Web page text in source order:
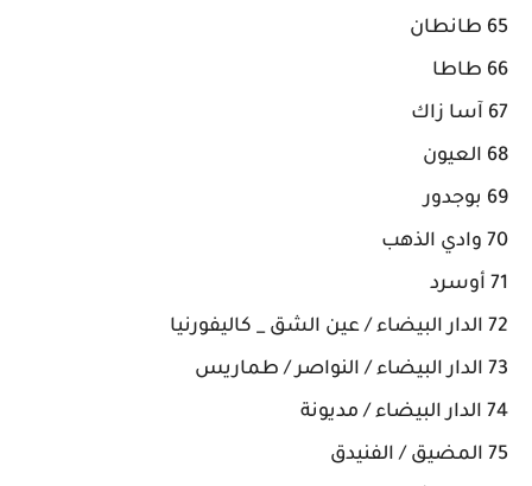
65 طانطان
66 طاطا
67 آسا زاك
68 العيون
69 بوجدور
70 وادي الذهب
71 أوسرد
72 الدار البيضاء / عين الشق _ كاليفورنيا
73 الدار البيضاء / النواصر / طماريس
74 الدار البيضاء / مديونة
75 المضيق / الفنيدق